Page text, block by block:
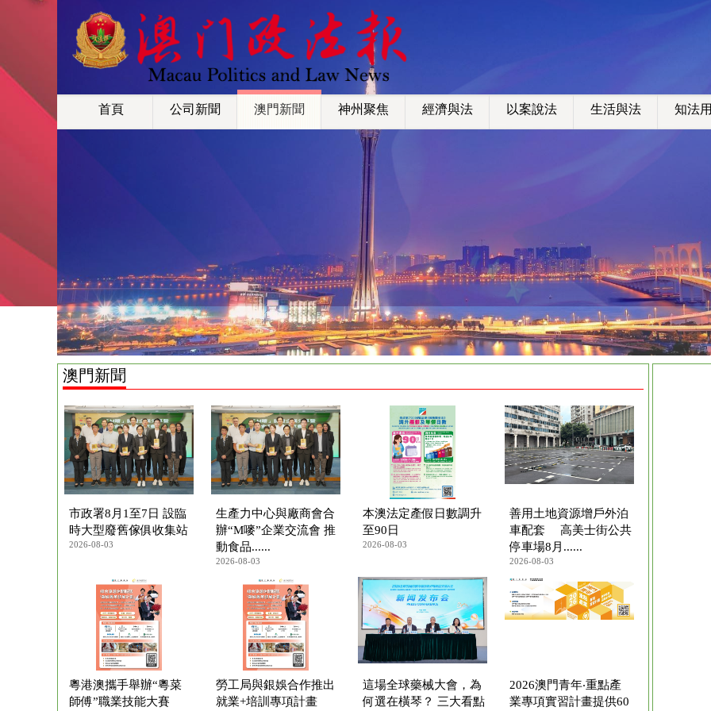
首頁 公司新聞 澳門新聞 神州聚焦 經濟與法 以案說法 生活與法 知法
澳門新聞
市政署8月1至7日 設臨
時大型廢舊傢俱收集站
2026-08-03
生產力中心與廠商會合
辦“M嘜”企業交流會 推
動食品......
2026-08-03
本澳法定產假日數調升
至90日
2026-08-03
善用土地資源增戶外泊
車配套 高美士街公共
停車場8月......
2026-08-03
粵港澳攜手舉辦“粵菜
師傅”職業技能大賽
勞工局與銀娛合作推出
就業+培訓專項計畫
這場全球藥械大會，為
何選在橫琴？ 三大看點
2026澳門青年‧重點產
業專項實習計畫提供60